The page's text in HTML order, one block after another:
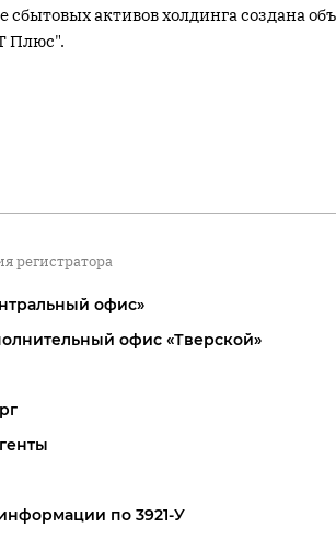
сбытовых активов холдинга создана
Плюс".
регистратора
офис»
офис «Тверской»
по 3921-У